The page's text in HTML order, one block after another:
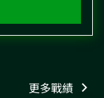
更多戰績